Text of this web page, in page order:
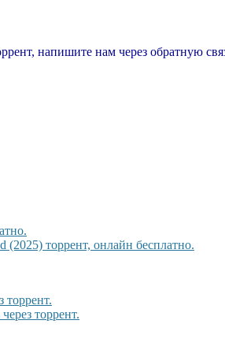
напишите нам через обратную
торрент, онлайн бесплатно.
торрент.
торрент.